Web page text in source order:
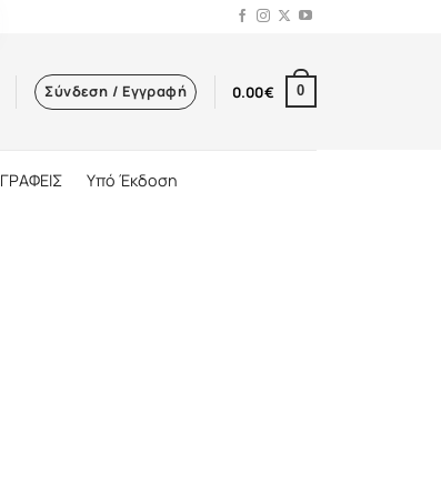
Σύνδεση / Εγγραφή 0.00€ 0
Υπό Έκδοση